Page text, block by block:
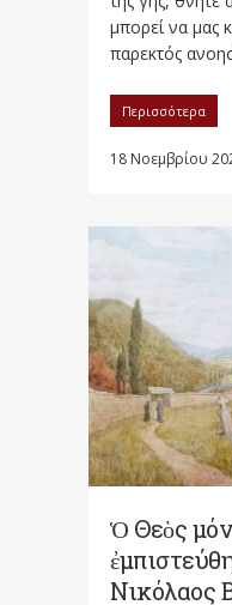
μπορεί να μας
παρεκτός
Περισσότερα
18 Νοεμβρίου
Ὁ Θεὸς
Νικόλαος